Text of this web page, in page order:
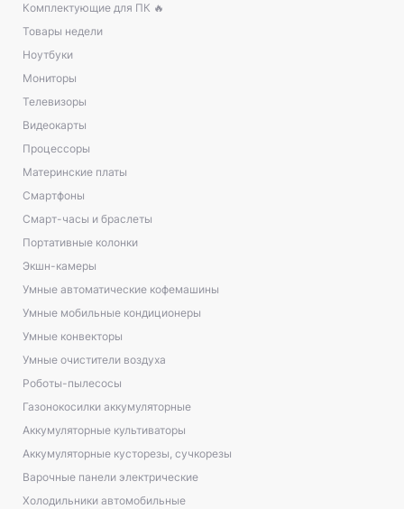
Комплектующие для ПК 🔥
Товары недели
Ноутбуки
Мониторы
Телевизоры
Видеокарты
Процессоры
Материнские платы
Смартфоны
Смарт-часы и браслеты
Портативные колонки
Экшн-камеры
Умные автоматические кофемашины
Умные мобильные кондиционеры
Умные конвекторы
Умные очистители воздуха
Роботы-пылесосы
Газонокосилки аккумуляторные
Аккумуляторные культиваторы
Аккумуляторные кусторезы, сучкорезы
Варочные панели электрические
Холодильники автомобильные